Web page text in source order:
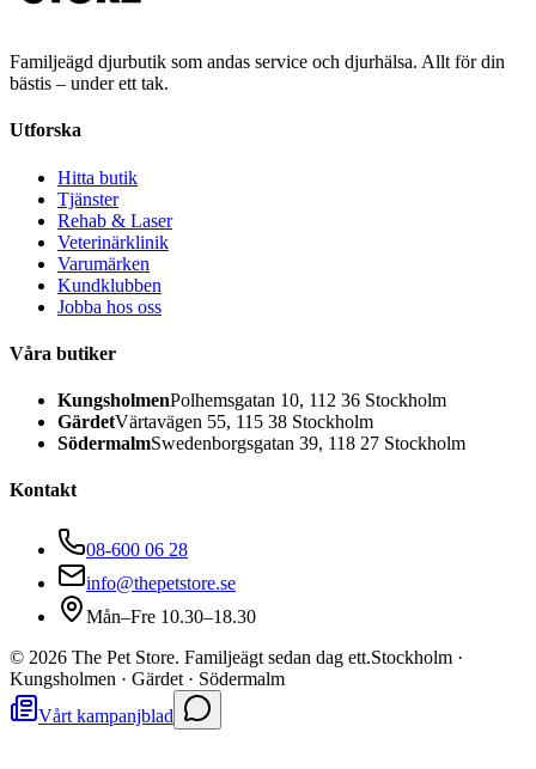
Familjeägd djurbutik som andas service och djurhälsa. Allt för din
bästis – under ett tak.
Utforska
Hitta butik
Tjänster
Rehab & Laser
Veterinärklinik
Varumärken
Kundklubben
Jobba hos oss
Våra butiker
KungsholmenPolhemsgatan 10, 112 36 Stockholm
GärdetVärtavägen 55, 115 38 Stockholm
SödermalmSwedenborgsgatan 39, 118 27 Stockholm
Kontakt
08-600 06 28
info@thepetstore.se
Mån–Fre 10.30–18.30
© 2026 The Pet Store. Familjeägt sedan dag ett.Stockholm ·
Kungsholmen · Gärdet · Södermalm
Vårt kampanjblad